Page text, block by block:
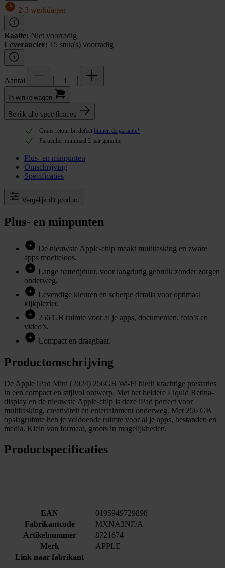
2-3 werkdagen
Raalte: Niet voorradig
Leverancier: 15 stuk(s) voorradig
Aantal
In winkel­wagen
Bekijk alle specificaties
Gratis retour bij defect binnen de garantie*
Particulier minimaal 2 jaar garantie
Plus- en minpunten
Omschrijving
Specificaties
Vergelijk dit product
Plus- en minpunten
De nieuwste Apple-chip maakt multitasking en zware
apps moeiteloos.
Lange batterijduur, voor langdurig gebruik zonder zorgen
onderweg.
Levendige kleuren en scherpe details voor optimaal
kijkplezier.
256 GB ruimte voor al je apps, documenten, foto’s en
video’s.
Compact en draagbaar.
Productomschrijving
De Apple iPad Mini (2024) 256GB Wi-Fi biedt krachtige prestaties
in een compact en stijlvol ontwerp. Met het heldere Liquid Retina-
display en de nieuwste Apple-chip is deze iPad perfect voor
multitasking, creativiteit en entertainment onderweg. Met 256 GB
opslagruimte heb je voldoende ruimte voor al je apps, bestanden en
media. Klein van formaat, groots in mogelijkheden.
Productspecificaties
EAN
0195949729898
Fabrikantcode
MXNA3NF/A
Artikelnummer
8721674
Merk
APPLE
Link naar fabrikant